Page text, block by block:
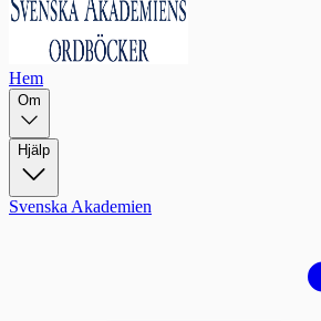
Hem
Om
Hjälp
Svenska Akademien